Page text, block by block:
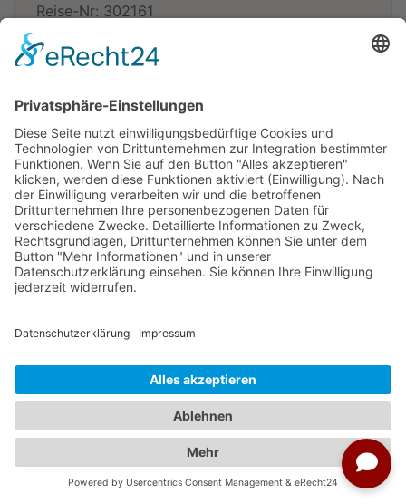
Reise-Nr: 302161
Alle Höhepunkte Sri Lankas auf einer
Studiosus-Reise. Kompakter Reiseverlauf
Termine im ausgewählten Zeitraum
23.01.2027 - 07.02.2027
06.02.2027 - 21.02.2027
20.02.2027 - 07.03.2027
27.02.2027 - 14.03.2027
weitere Termine
Sri Lanka - Höhepunkte - Studiosus